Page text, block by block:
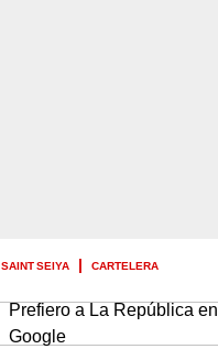
SAINT SEIYA CARTELERA
Prefiero a La República en
Google